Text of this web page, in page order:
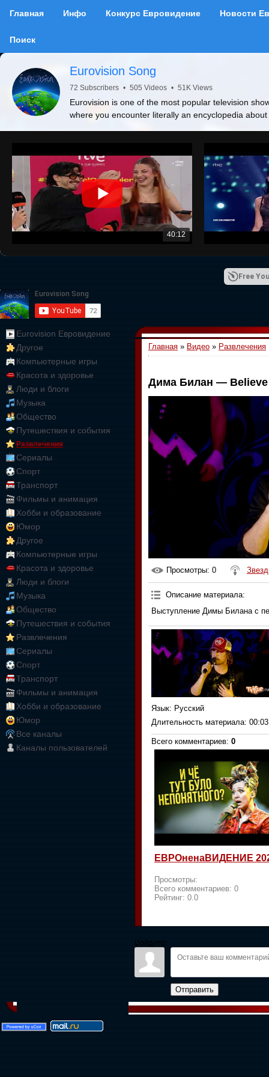
Главная Инфо Конкурс Евровидение Новости
Поиск
Eurovision Song
72 Subscribers • 505 Videos • 51K Views
Eurovision is one of the most popular television
where you encounter literally an encyclopedia
40:12
Free
Eurovision Евровидение
Другое
Компьютерные игры
Красота и здоровье
Люди и блоги
Музыка
Общество
Путешествия и события
Развлечения
Сериалы
Спорт
Транспорт
Фильмы и анимация
Хобби и образование
Юмор
Другое
Компьютерные игры
Красота и здоровье
Люди и блоги
Музыка
Общество
Путешествия и события
Развлечения
Сериалы
Спорт
Транспорт
Фильмы и анимация
Хобби и образование
Юмор
Все каналы
Каналы пользователей
Главная » Видео » Развлечения
Дима Билан — Believe
Просмотры: 0
Описание материала:
Выступление Димы Билана с
Язык: Русский
Длительность материала:
Всего комментариев: 0
ЕВРОненаВИДЕНИЕ
Просмотры:
Всего комментариев: 0
Рейтинг: 0.0
Войдите:
Отправить